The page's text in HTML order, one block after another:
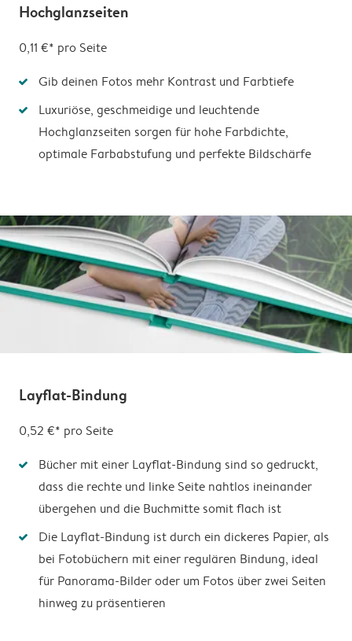
Hochglanzseiten
0,11 €* pro Seite
Gib deinen Fotos mehr Kontrast und Farbtiefe
Luxuriöse, geschmeidige und leuchtende
Hochglanzseiten sorgen für hohe Farbdichte,
optimale Farbabstufung und perfekte Bildschärfe
Layflat-Bindung
0,52 €* pro Seite
Bücher mit einer Layflat-Bindung sind so gedruckt,
dass die rechte und linke Seite nahtlos ineinander
übergehen und die Buchmitte somit flach ist
Die Layflat-Bindung ist durch ein dickeres Papier, als
bei Fotobüchern mit einer regulären Bindung, ideal
für Panorama-Bilder oder um Fotos über zwei Seiten
hinweg zu präsentieren